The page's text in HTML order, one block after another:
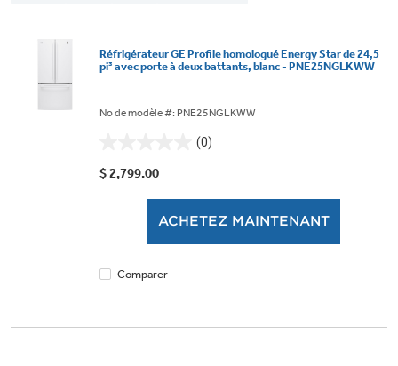
Réfrigérateur GE Profile homologué Energy Star de 24,5
pi³ avec porte à deux battants, blanc - PNE25NGLKWW
No de modèle #: PNE25NGLKWW
(0)
étoile(s)
$ 2,799.00
ACHETEZ MAINTENANT
Comparer